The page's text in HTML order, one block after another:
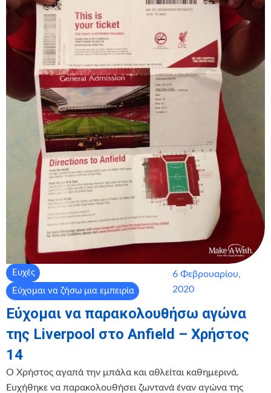
Ευχές
Εύχομαι να ζήσω μια εμπειρία
6 Φεβρουαρίου,
2020
Εύχομαι να παρακολουθήσω αγώνα
της Liverpool στο Anfield – Χρήστος
14
Ο Χρήστος αγαπά την μπάλα και αθλείται καθημερινά.
Ευχήθηκε να παρακολουθήσει ζωντανά έναν αγώνα της